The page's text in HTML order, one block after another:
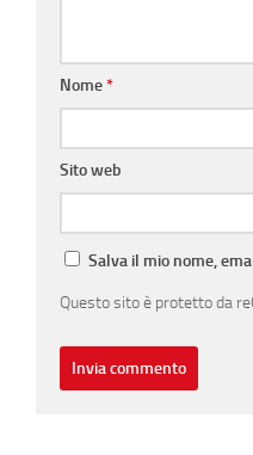
Nome*
Sito web
Salva il mio nome,
Questo sito è protetto da